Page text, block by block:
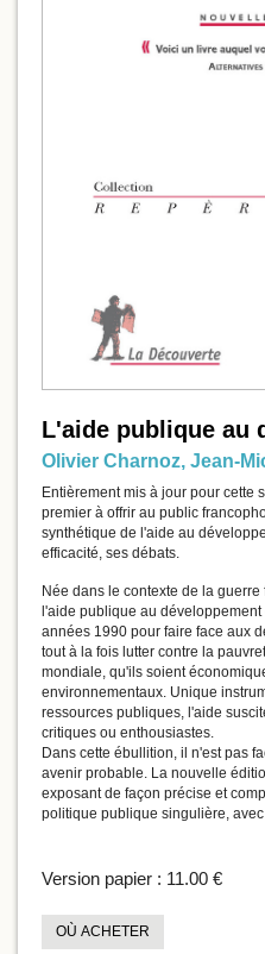
L'aide publique au
Olivier Charnoz, Jean-
Entièrement mis à jour pour cette
premier à offrir au public
synthétique de l'aide au
efficacité, ses débats.
Née dans le contexte de la
l'aide publique au
années 1990 pour faire face aux
tout à la fois lutter contre la
mondiale, qu'ils soient
environnementaux. Unique
ressources publiques, l'aide
critiques ou enthousiastes.
Dans cette ébullition, il n'est pas
avenir probable. La nouvelle
exposant de façon précise et
politique publique singulière,
Version papier : 11.00 €
OÙ ACHETER